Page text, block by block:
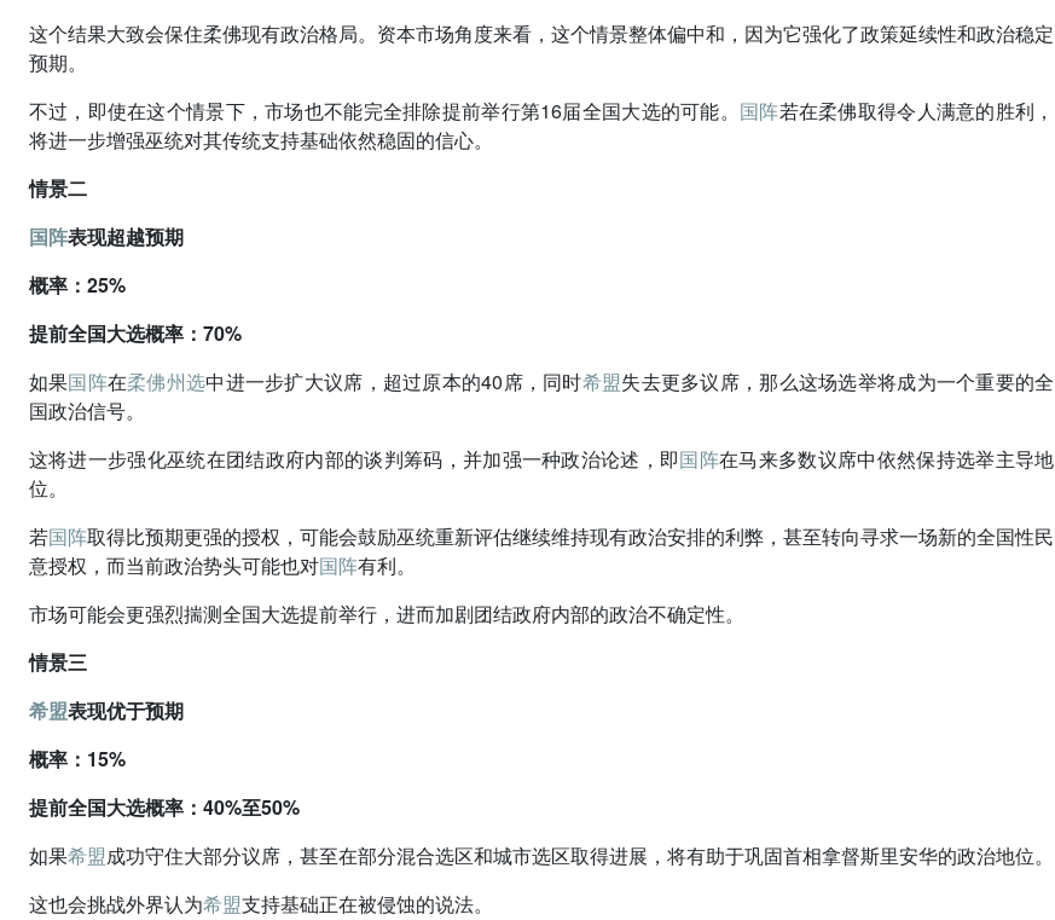
这个结果大致会保住柔佛现有政治格局。资本市场角度来看，这个情景整体偏中和，因为它强化了政策延续性和政治稳定
预期。
不过，即使在这个情景下，市场也不能完全排除提前举行第16届全国大选的可能。 国阵若在柔佛取得令人满意的胜利，
将进一步增强巫统对其传统支持基础依然稳固的信心。
情景二
国阵表现超越预期
概率：25%
提前全国大选概率：70%
如果国阵在柔佛州选中进一步扩大议席，超过原本的40席，同时希盟失去更多议席，那么这场选举将成为一个重要的全
国政治信号。
这将进一步强化巫统在团结政府内部的谈判筹码，并加强一种政治论述，即国阵在马来多数议席中依然保持选举主导地
位。
若国阵取得比预期更强的授权，可能会鼓励巫统重新评估继续维持现有政治安排的利弊，甚至转向寻求一场新的全国性民
意授权，而当前政治势头可能也对国阵有利。
市场可能会更强烈揣测全国大选提前举行，进而加剧团结政府内部的政治不确定性。
情景三
希盟表现优于预期
概率：15%
提前全国大选概率：40%至50%
如果希盟成功守住大部分议席，甚至在部分混合选区和城市选区取得进展，将有助于巩固首相拿督斯里安华的政治地位。
这也会挑战外界认为希盟支持基础正在被侵蚀的说法。